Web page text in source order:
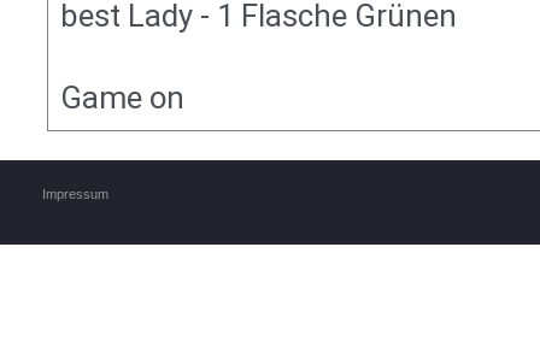
best Lady - 1 Flasche Grünen
Game on
Impressum